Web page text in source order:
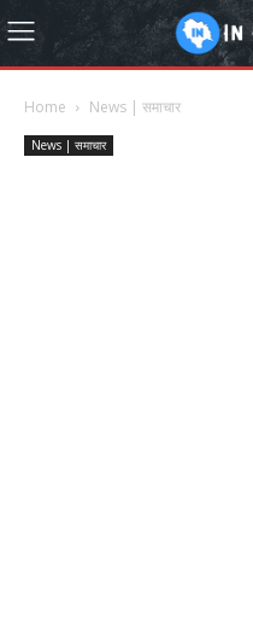
Home News | समाचार
News | समाचार